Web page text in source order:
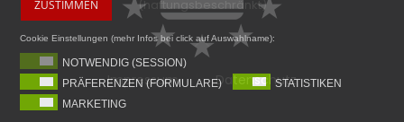
ZUSTIMMEN
Cookie Einstellungen (mehr Infos bei click auf Auswahlname):
NOTWENDIG (SESSION)
PRÄFERENZEN (FORMULARE)
STATISTIKEN
MARKETING
(haftungsbeschränkt)
Impressum Datenschutz